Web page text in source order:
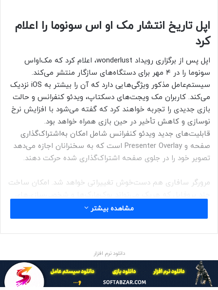
اپل تاریخ انتشار مک او اس سونوما را اعلام
کرد
اپل پس از برگزاری رویداد wonderlust، اعلام کرد که مک‌اواس
سونوما را در ۴ مهر برای دستگاه‌های سازگار منتشر می‌کند.
سیستم‌عامل مذکور ویژگی‌هایی دارد که آن را بیشتر به iOS نزدیک
می‌کند. کاربران مک ویجت‌های دسکتاپ، ویدئو کنفرانس و حالت
بازی جدیدی را تجربه خواهند کرد که گفته می‌شود با افزایش نرخ
نوسازی و کاهش تأخیر در حین بازی همراه خواهد بود.
قابلیت‌های جدید ویدئو کنفرانس شامل امکان به‌اشتراک‌گذاری
صفحه و Presenter Overlay است که به سخنرانان اجازه می‌دهد
تصویر خود را در جلوی صفحه اشتراک‌گذاری شده حرکت دهند.
مرورگر سافاری هم دست‌خوش تغییراتی خواهد شد. امکان ساخت
منحصر‌به‌فردی داشته باشد. طبق گفته‌ها، بخش جست‌وجو ‌هم
بیشتر ریسپانسیو شده است.
مک پرو ۲۰۱۹ یا مک استودیو ۲۰۲۲ و مدل‌‌های بعدی آن‌ها امکان
نصب دارد.
مشاهده بیشتر
دانلود نرم افزار